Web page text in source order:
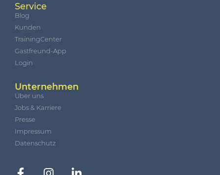
Service
Blog
Kunden
TrainingCenter
Gastfreund-App
Login
Unternehmen
Über uns
Jobs & Karriere
Presse
Impressum
Datenschutz